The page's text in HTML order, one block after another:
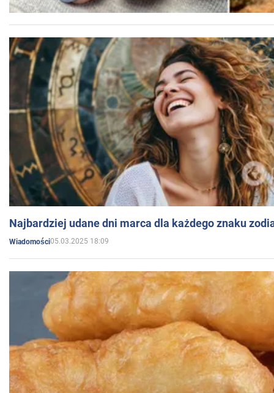
Najbardziej udane dni marca dla każdego znaku
Wiadomości05.03.2025 18:09